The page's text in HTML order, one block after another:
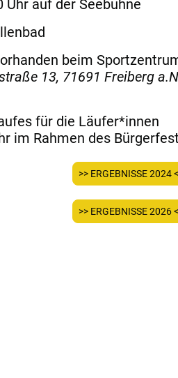
Uhr auf der Seebühne
beim
13, 71691 Freiberg
für die Läufer*innen
im Rahmen des
>> ERGEBNISSE 2024
>> ERGEBNISSE 2026